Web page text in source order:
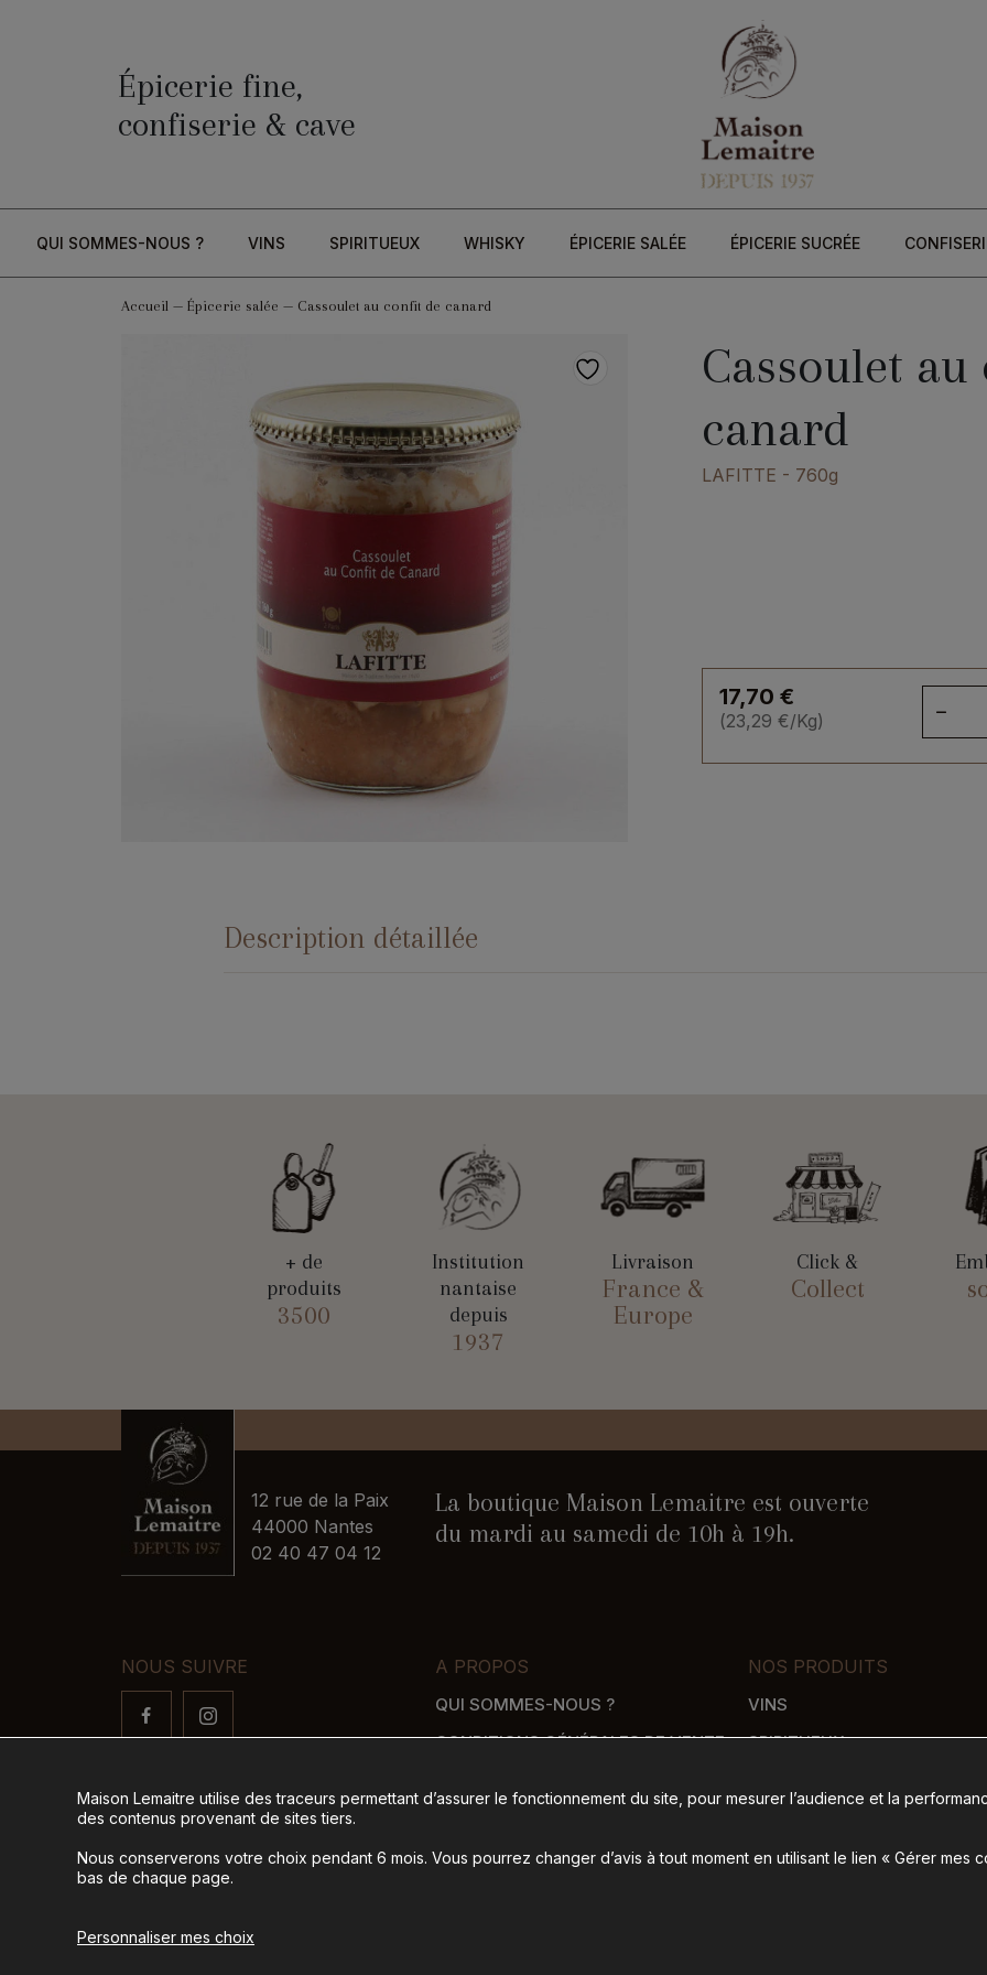
Épicerie fine,
confiserie & cave
QUI SOMMES-NOUS ? VINS SPIRITUEUX WHISKY ÉPICERIE SALÉE ÉPICERIE SUCRÉE
Accueil— Épicerie salée — Cassoulet au confit de canard
Cassoulet
canard
LAFITTE - 760g
17,70 €
(23,29 €/Kg)
Description détaillée
+ de
produits
3500
Institution
nantaise
depuis
1937
Livraison
France &
Europe
Click &
Collect
12 rue de la Paix
44000 Nantes
02 40 47 04 12
La boutique Maison Lemaitre est ouverte
du mardi au samedi de 10h à 19h.
NOUS SUIVRE A PROPOS
QUI SOMMES-NOUS ?
CONDITIONS GÉNÉRALES DE VENTE
MODES DE PAIEMENT
NOS PRODUITS
VINS
SPIRITUEUX
ÉPICERIE SUCRÉE
Maison Lemaitre utilise des traceurs permettant d’assurer le fonctionnement du site, pour mesurer l’audience et la
des contenus provenant de sites tiers.
Nous conserverons votre choix pendant 6 mois. Vous pourrez changer d’avis à tout moment en utilisant le lien « Gérer mes
bas de chaque page.
Personnaliser mes choix